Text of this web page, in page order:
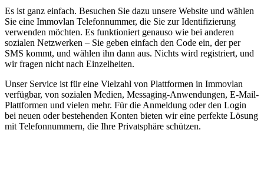
Es ist ganz einfach. Besuchen Sie dazu unsere Website und wählen
Sie eine Immovlan Telefonnummer, die Sie zur Identifizierung
verwenden möchten. Es funktioniert genauso wie bei anderen
sozialen Netzwerken – Sie geben einfach den Code ein, der per
SMS kommt, und wählen ihn dann aus. Nichts wird registriert, und
wir fragen nicht nach Einzelheiten.
Unser Service ist für eine Vielzahl von Plattformen in Immovlan
verfügbar, von sozialen Medien, Messaging-Anwendungen, E-Mail-
Plattformen und vielen mehr. Für die Anmeldung oder den Login
bei neuen oder bestehenden Konten bieten wir eine perfekte Lösung
mit Telefonnummern, die Ihre Privatsphäre schützen.